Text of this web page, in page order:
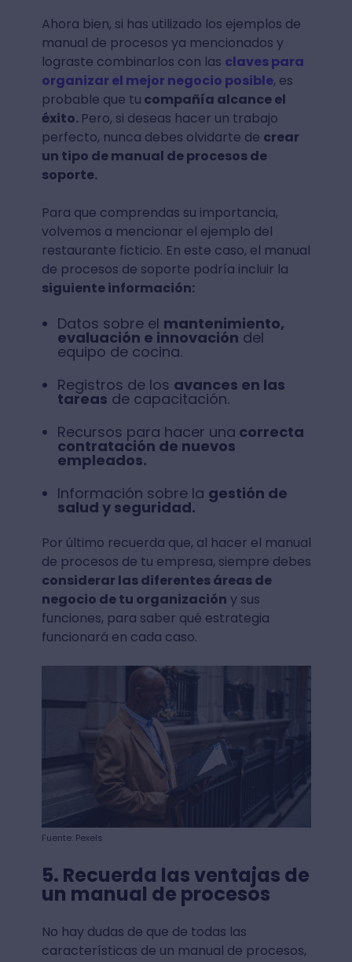
Ahora bien, si has utilizado los ejemplos de
manual de procesos ya mencionados y
lograste combinarlos con las claves para
organizar el mejor negocio posible, es
probable que tu compañía alcance el
éxito. Pero, si deseas hacer un trabajo
perfecto, nunca debes olvidarte de crear
un tipo de manual de procesos de
soporte.
Para que comprendas su importancia,
volvemos a mencionar el ejemplo del
restaurante ficticio. En este caso, el manual
de procesos de soporte podría incluir la
siguiente información:
Datos sobre el mantenimiento,
evaluación e innovación del
equipo de cocina.
Registros de los avances en las
tareas de capacitación.
Recursos para hacer una correcta
contratación de nuevos
empleados.
Información sobre la gestión de
salud y seguridad.
Por último recuerda que, al hacer el manual
de procesos de tu empresa, siempre debes
considerar las diferentes áreas de
negocio de tu organización y sus
funciones, para saber qué estrategia
funcionará en cada caso.
Fuente: Pexels
5. Recuerda las ventajas de
un manual de procesos
No hay dudas de que de todas las
características de un manual de procesos,